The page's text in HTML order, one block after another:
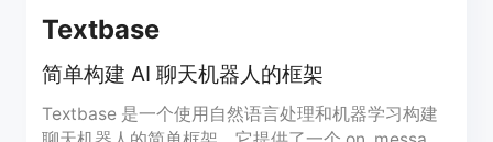
Textbase
简单构建 AI 聊天机器人的框架
Textbase 是一个使用自然语言处理和机器学习构建